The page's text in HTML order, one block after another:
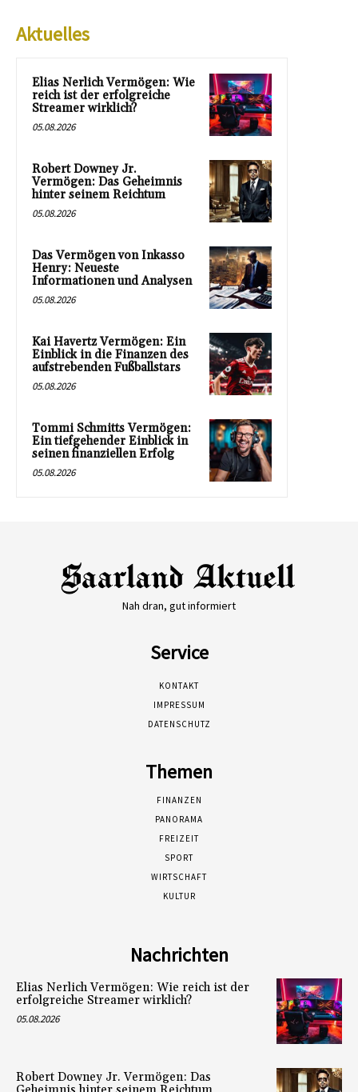
Aktuelles
Elias Nerlich Vermögen: Wie
reich ist der erfolgreiche
Streamer wirklich?
05.08.2026
Robert Downey Jr.
Vermögen: Das Geheimnis
hinter seinem Reichtum
05.08.2026
Das Vermögen von Inkasso
Henry: Neueste
Informationen und Analysen
05.08.2026
Kai Havertz Vermögen: Ein
Einblick in die Finanzen des
aufstrebenden Fußballstars
05.08.2026
Tommi Schmitts Vermögen:
Ein tiefgehender Einblick in
seinen finanziellen Erfolg
05.08.2026
Nah dran, gut informiert
Service
KONTAKT
IMPRESSUM
DATENSCHUTZ
Themen
FINANZEN
PANORAMA
FREIZEIT
SPORT
WIRTSCHAFT
KULTUR
Nachrichten
Elias Nerlich Vermögen: Wie reich ist der
erfolgreiche Streamer wirklich?
05.08.2026
Robert Downey Jr. Vermögen: Das